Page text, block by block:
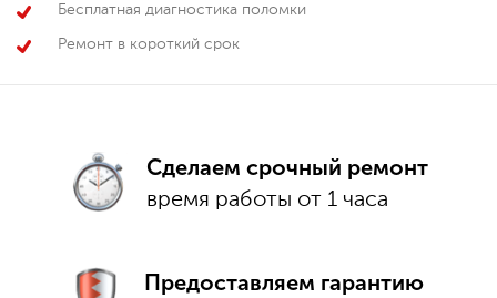
Бесплатная диагностика поломки
Ремонт в короткий срок
Сделаем срочный ремонт
время работы от 1 часа
Предоставляем гарантию